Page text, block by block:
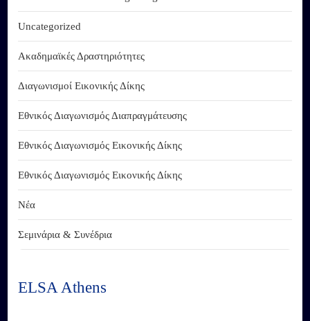
Uncategorized
Ακαδημαϊκές Δραστηριότητες
Διαγωνισμοί Εικονικής Δίκης
Εθνικός Διαγωνισμός Διαπραγμάτευσης
Εθνικός Διαγωνισμός Εικονικής Δίκης
Εθνικός Διαγωνισμός Εικονικής Δίκης
Νέα
Σεμινάρια & Συνέδρια
ELSA Athens